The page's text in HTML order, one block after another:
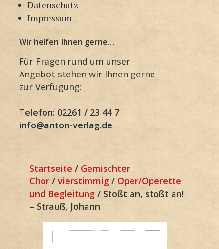
Datenschutz
Impressum
Wir helfen Ihnen gerne…
Für Fragen rund um unser
Angebot stehen wir Ihnen gerne
zur Verfügung:
Telefon: 02261 / 23 44 7
info@anton-verlag.de
Startseite / Gemischter
Chor / vierstimmig / Oper/Operette
und Begleitung / Stoßt an, stoßt an!
– Strauß, Johann